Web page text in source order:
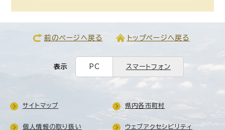
前のページへ戻る トップページへ戻る
表示 PC スマートフォン
サイトマップ 県内各市町村
個人情報の取り扱い ウェブアクセシビリティ